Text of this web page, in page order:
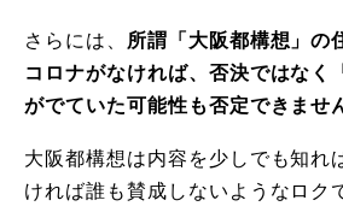
さらには、 所謂「大阪都構想」の
コロナがなければ、否決ではなく
がでていた可能性も否定できませ
大阪都構想は内容を少しでも知れ
ければ誰も賛成しないようなロク